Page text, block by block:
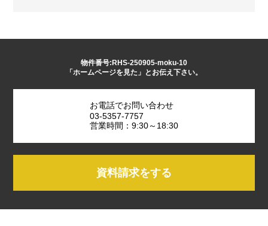
物件番号:RHS-250905-moku-10
「ホームページを見た」とお伝え下さい。
お電話でお問い合わせ
03-5357-7757
営業時間：9:30～18:30
資料請求をする